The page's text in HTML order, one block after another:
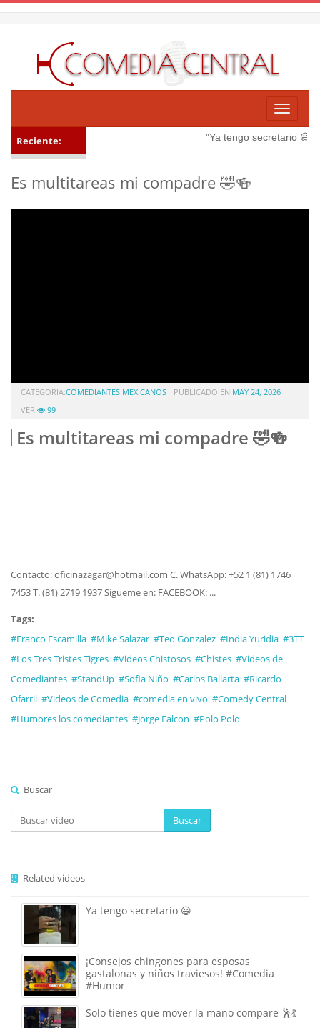
Toggle
Reciente: "Ya tengo secretario 😃"
Es multitareas mi compadre 🤣🍻
CATEGORIA:COMEDIANTES MEXICANOS PUBLICADO EN:MAY 24, 2026
VER:
99
Es multitareas mi compadre 🤣🍻
Contacto: oficinazagar@hotmail.com C. WhatsApp: +52 1 (81) 1746
7453 T. (81) 2719 1937 Sígueme en: FACEBOOK: ...
Tags:
#Franco Escamilla #Mike Salazar #Teo Gonzalez #India Yuridia #3TT
#Los Tres Tristes Tigres #Videos Chistosos #Chistes #Videos de
Comediantes #StandUp #Sofia Niño #Carlos Ballarta #Ricardo
Ofarril #Videos de Comedia #comedia en vivo #Comedy Central
#Humores los comediantes #Jorge Falcon #Polo Polo
Buscar
Buscar
Related videos
Ya tengo secretario 😃
¡Consejos chingones para esposas
gastalonas y niños traviesos! #Comedia
#Humor
Solo tienes que mover la mano compare 🕺💃